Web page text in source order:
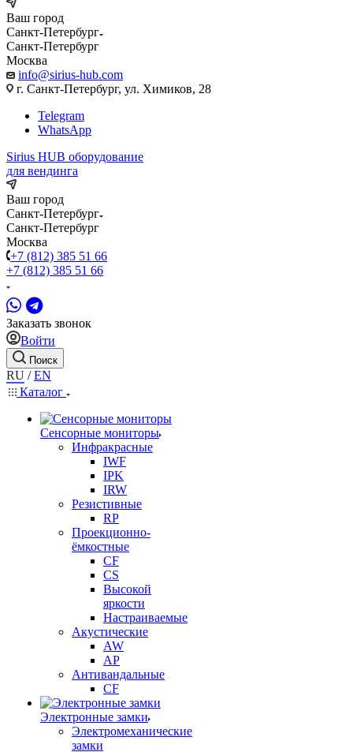
Ваш город
Санкт-Петербург
Санкт-Петербург
Москва
info@sirius-hub.com
г. Санкт-Петербург, ул. Химиков, 28
Telegram
WhatsApp
Sirius HUB оборудование
для вендинга
Ваш город
Санкт-Петербург
Санкт-Петербург
Москва
+7 (812) 385 51 66
+7 (812) 385 51 66
Заказать звонок
Войти
Поиск
RU /EN
Каталог
Сенсорные мониторы
Инфракрасные
IWF
IPK
IRW
Резистивные
RP
Проекционно-
ёмкостные
CF
CS
Высокой
яркости
Настраиваемые
Акустические
AW
AP
Антивандальные
CF
Электронные замки
Электромеханические
замки